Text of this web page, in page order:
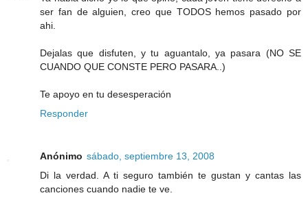
ser fan de alguien, creo que TODOS hemos pasado por
ahi.
Dejalas que disfuten, y tu aguantalo, ya pasara (NO SE
CUANDO QUE CONSTE PERO PASARA..)
Te apoyo en tu desesperación
Responder
Anónimo sábado, septiembre 13, 2008
Di la verdad. A ti seguro también te gustan y cantas las
canciones cuando nadie te ve.